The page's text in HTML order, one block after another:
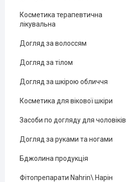
Косметика терапевтична
лікувальна
Догляд за волоссям
Догляд за тілом
Догляд за шкірою обличчя
Косметика для вікової шкіри
Засоби по догляду для чоловіків
Догляд за руками та ногами
Бджолина продукція
Фітопрепарати Nahrin\ Нарін